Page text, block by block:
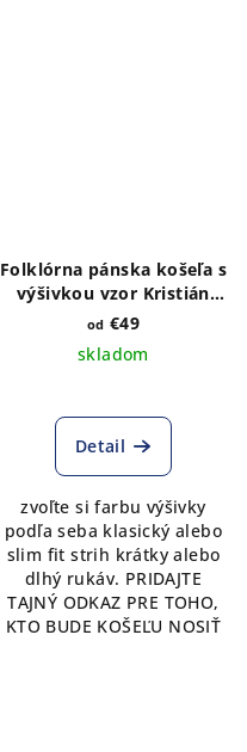
Folklórna pánska košeľa s
výšivkou vzor Kristián
jednofarebný modrý
od €49
skladom
Detail
zvoľte si farbu výšivky
podľa seba klasický alebo
slim fit strih krátky alebo
dlhý rukáv. PRIDAJTE
TAJNÝ ODKAZ PRE TOHO,
KTO BUDE KOŠEĽU NOSIŤ